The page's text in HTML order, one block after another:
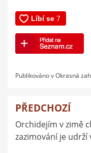
Publikováno vOkrasná
Navigace
pro
příspěvek
PŘEDCHOZÍ
Orchidejím v zimě
zazimování je udrží